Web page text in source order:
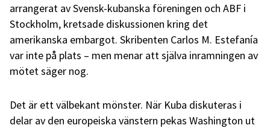
arrangerat av Svensk-kubanska föreningen och ABF i
Stockholm, kretsade diskussionen kring det
amerikanska embargot. Skribenten Carlos M. Estefanía
var inte på plats – men menar att själva inramningen av
mötet säger nog.
Det är ett välbekant mönster. När Kuba diskuteras i
delar av den europeiska vänstern pekas Washington ut